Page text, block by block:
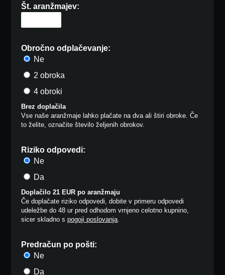
Št. aranžmajev:
Obročno odplačevanje:
Ne
2 obroka
4 obroki
Brez doplačila
Vse naše aranžmaje lahko plačate na dva ali štiri obroke. Če
to želite, označite število željenih obrokov.
Riziko odpovedi:
Ne
Da
Doplačilo 21 EUR po aranžmaju
Če doplačate riziko odpovedi, dobite v primeru odpovedi
udeležbe do 48 ur pred odhodom vrnjeno celotno kupnino,
sicer skladno spogoji poslovanja.
Predračun po pošti:
Ne
Da